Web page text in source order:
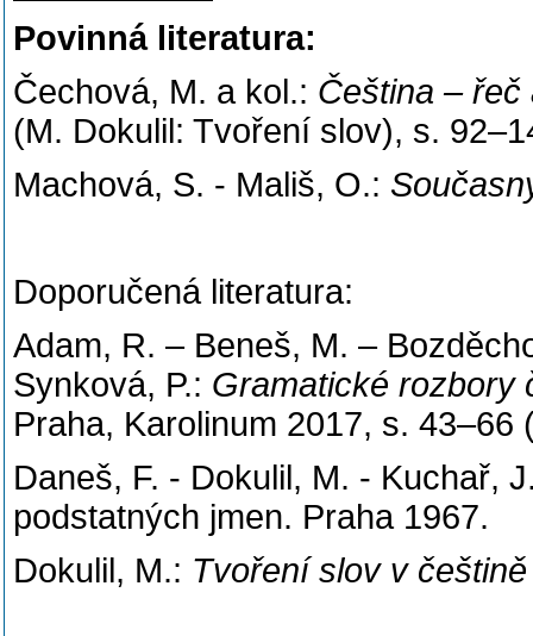
Povinná literatura:
Čechová, M. a kol.: Čeština – řeč
(M. Dokulil: Tvoření slov), s.
Machová, S. - Mališ, O.:
Doporučená literatura:
Adam, R. – Beneš, M. –
Synková, P.: Gramatické rozbory
Praha, Karolinum 2017, s. 43–66
Daneš, F. - Dokulil, M. - Kuchař,
podstatných jmen. Praha 1967.
Dokulil, M.: Tvoření slov v